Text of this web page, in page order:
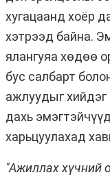
хугацаанд хоёр
хэтрээд байна.
ялангуяа хөдөө
бус салбарт
ажлуудыг
дахь
харьцуулахад
"Ажиллах хүчний